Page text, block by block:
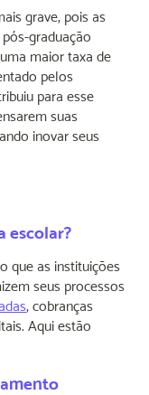
grave, pois as
graduação
maior taxa de
pelos
para esse
suas
inovar seus
escolar?
que as instituições
seus processos
, cobranças
Aqui estão